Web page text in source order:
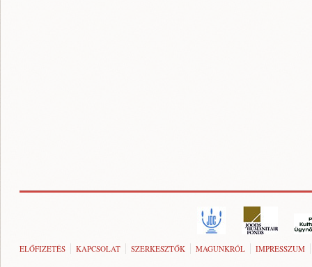
ELŐFIZETÉS KAPCSOLAT SZERKESZTŐK MAGUNKRÓL IMPRESSZUM